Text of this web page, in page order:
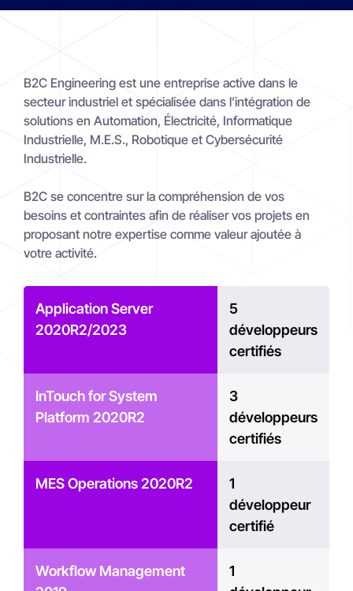
B2C Engineering est une entreprise active dans le
secteur industriel et spécialisée dans l’intégration de
solutions en Automation, Électricité, Informatique
Industrielle, M.E.S., Robotique et Cybersécurité
Industrielle.
B2C se concentre sur la compréhension de vos
besoins et contraintes afin de réaliser vos projets en
proposant notre expertise comme valeur ajoutée à
votre activité.
Application Server
2020R2/2023
5
développeurs
certifiés
InTouch for System
Platform 2020R2
3
développeurs
certifiés
MES Operations 2020R2
1
développeur
certifié
Workflow Management
1